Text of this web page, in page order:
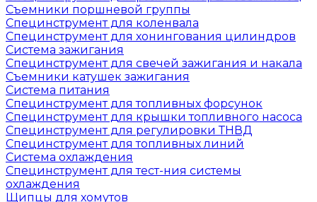
Съемники поршневой группы
Специнструмент для коленвала
Специнструмент для хонингования цилиндров
Система зажигания
Специнструмент для свечей зажигания и накала
Съемники катушек зажигания
Система питания
Специнструмент для топливных форсунок
Специнструмент для крышки топливного насоса
Специнструмент для регулировки ТНВД
Специнструмент для топливных линий
Система охлаждения
Специнструмент для тест-ния системы
охлаждения
Щипцы для хомутов